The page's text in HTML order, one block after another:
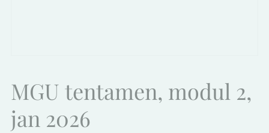
MGU tentamen, modul 2,
jan 2026